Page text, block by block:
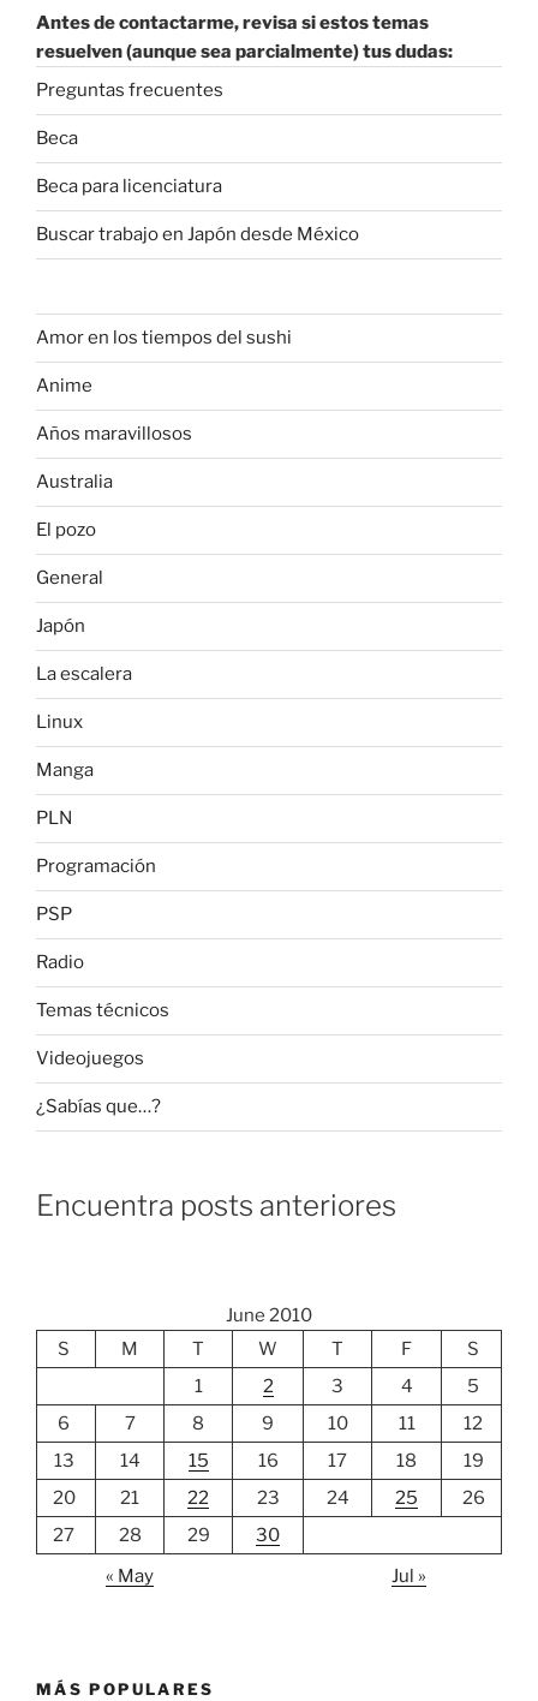
Antes de contactarme, revisa si estos temas
resuelven (aunque sea parcialmente) tus dudas:
Preguntas frecuentes
Beca
Beca para licenciatura
Buscar trabajo en Japón desde México
Amor en los tiempos del sushi
Anime
Años maravillosos
Australia
El pozo
General
Japón
La escalera
Linux
Manga
PLN
Programación
PSP
Radio
Temas técnicos
Videojuegos
¿Sabías que…?
Encuentra posts anteriores
June 2010
S
M T W T F
S
1
2 3 4
5
6
7 8 9 10 11
12
13
14 15 16 17 18
19
20
21 22 23 24 25
26
27
28 29
30
« May
Jul »
MÁS POPULARES